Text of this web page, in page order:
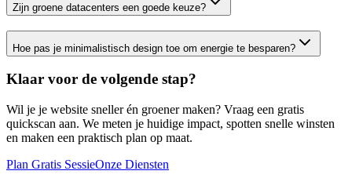
Zijn groene datacenters een goede keuze?
Hoe pas je minimalistisch design toe om energie te besparen?
Klaar voor de volgende stap?
Wil je je website sneller én groener maken? Vraag een gratis
quickscan aan. We meten je huidige impact, spotten snelle winsten
en maken een praktisch plan op maat.
Plan Gratis SessieOnze Diensten